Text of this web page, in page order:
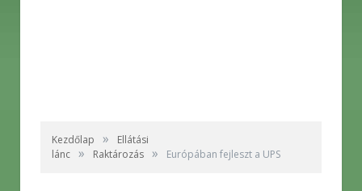
Kezdőlap »
Ellátási
lánc » Raktározás » Európában fejleszt a UPS